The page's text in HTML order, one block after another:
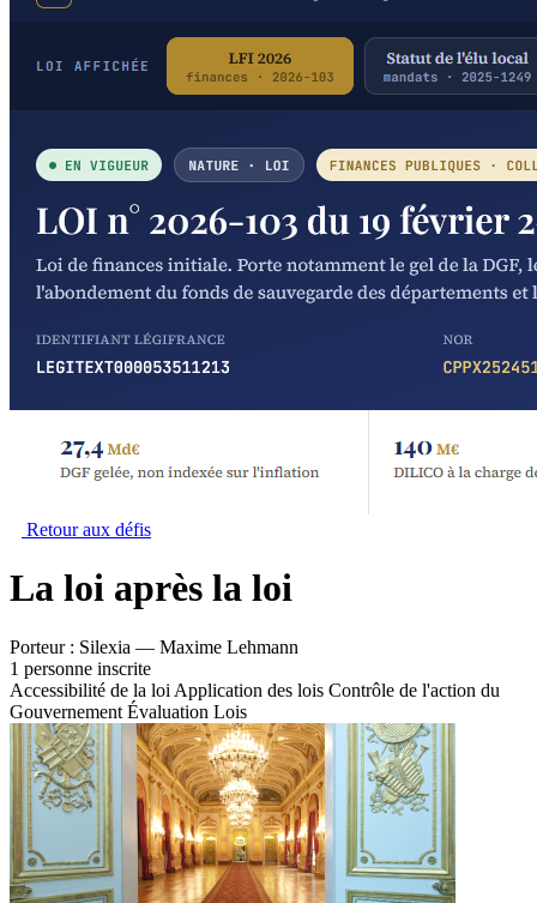
Retour aux défis
La loi après la loi
Porteur : Silexia — Maxime Lehmann
1 personne inscrite
Accessibilité de la loi Application des lois Contrôle de l'action du
Gouvernement Évaluation Lois